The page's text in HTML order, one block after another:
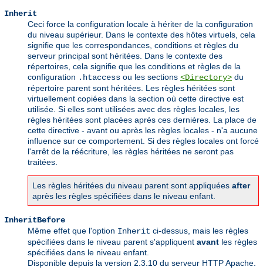
Inherit
Ceci force la configuration locale à hériter de la configuration
du niveau supérieur. Dans le contexte des hôtes virtuels, cela
signifie que les correspondances, conditions et règles du
serveur principal sont héritées. Dans le contexte des
répertoires, cela signifie que les conditions et règles de la
configuration .htaccess ou les sections <Directory> du
répertoire parent sont héritées. Les règles héritées sont
virtuellement copiées dans la section où cette directive est
utilisée. Si elles sont utilisées avec des règles locales, les
règles héritées sont placées après ces dernières. La place de
cette directive - avant ou après les règles locales - n'a aucune
influence sur ce comportement. Si des règles locales ont forcé
l'arrêt de la réécriture, les règles héritées ne seront pas
traitées.
Les règles héritées du niveau parent sont appliquées after
après les règles spécifiées dans le niveau enfant.
InheritBefore
Même effet que l'option Inherit ci-dessus, mais les règles
spécifiées dans le niveau parent s'appliquent avant les règles
spécifiées dans le niveau enfant.
Disponible depuis la version 2.3.10 du serveur HTTP Apache.